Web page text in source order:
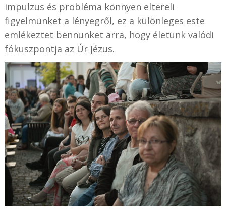
impulzus és probléma könnyen eltereli
figyelmünket a lényegről, ez a különleges este
emlékeztet bennünket arra, hogy életünk valódi
fókuszpontja az Úr Jézus.